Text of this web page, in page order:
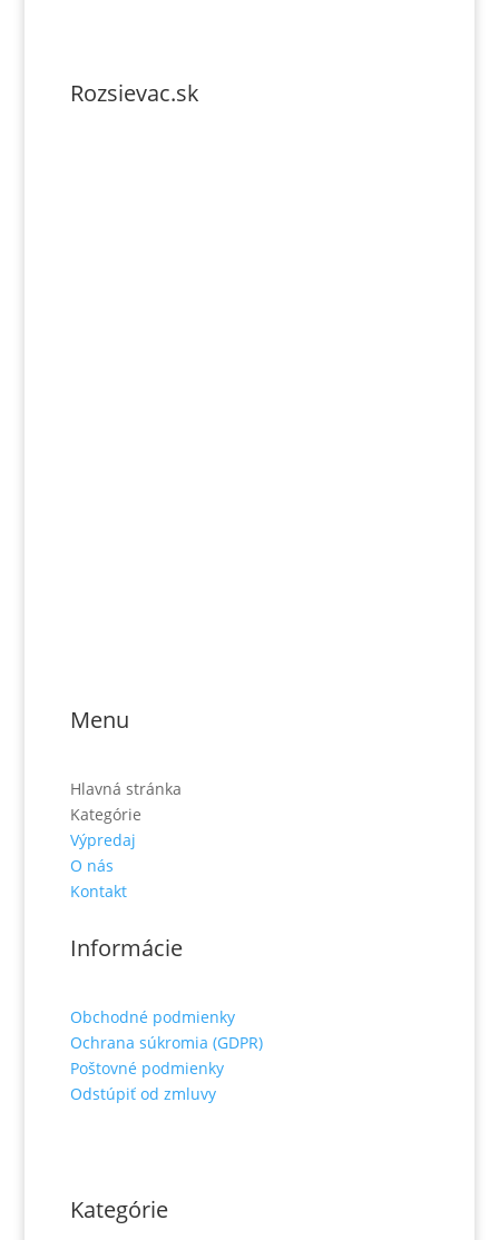
Rozsievac.sk
Menu
Hlavná stránka
Kategórie
Výpredaj
O nás
Kontakt
Informácie
Obchodné podmienky
Ochrana súkromia (GDPR)
Poštovné podmienky
Odstúpiť od zmluvy
Kategórie